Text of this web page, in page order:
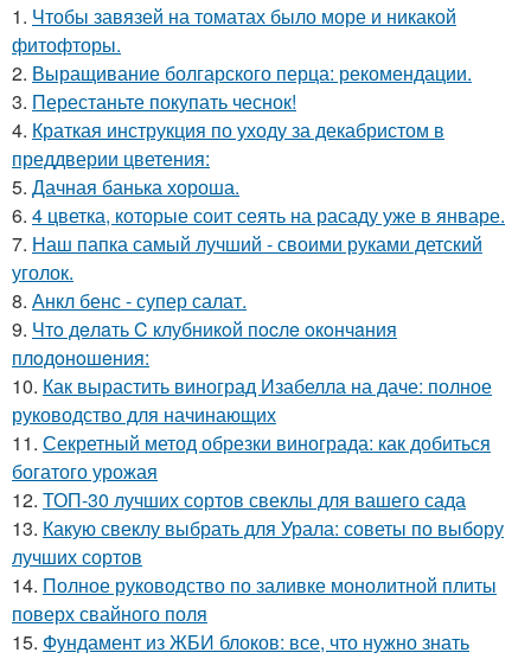
1. Чтобы завязей на томатах было море и никакой
фитофторы.
2. Выращивание болгарского перца: рекомендации.
3. Перестаньте покупать чеснок!
4. Краткая инструкция по уходу за декабристом в
преддверии цветения:
5. Дачная банька хороша.
6. 4 цветка, которые соит сеять на расаду уже в январе.
7. Наш папка самый лучший - своими руками детский
уголок.
8. Анкл бенс - супер салат.
9. Чтo дeлaть C клубникoй пocлe oкoнчaния
плoдoнoшeния:
10. Как вырастить виноград Изабелла на даче: полное
руководство для начинающих
11. Секретный метод обрезки винограда: как добиться
богатого урожая
12. ТОП-30 лучших сортов свеклы для вашего сада
13. Какую свеклу выбрать для Урала: советы по выбору
лучших сортов
14. Полное руководство по заливке монолитной плиты
поверх свайного поля
15. Фундамент из ЖБИ блоков: все, что нужно знать